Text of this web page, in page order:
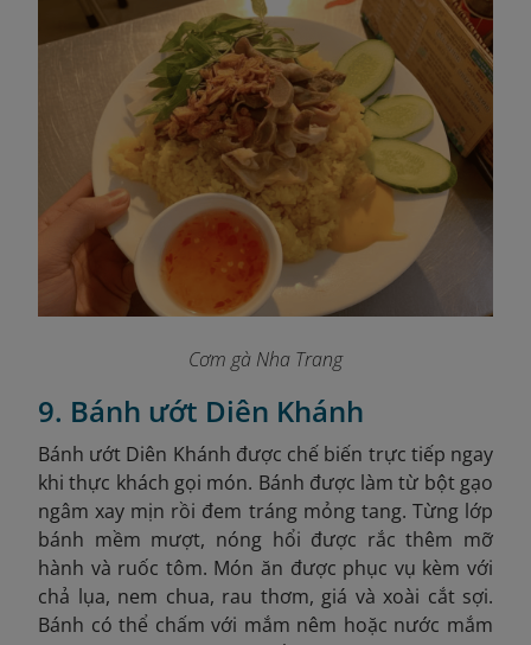
Cơm gà Nha Trang
9. Bánh ướt Diên Khánh
Bánh ướt Diên Khánh được chế biến trực tiếp ngay
khi thực khách gọi món. Bánh được làm từ bột gạo
ngâm xay mịn rồi đem tráng mỏng tang. Từng lớp
bánh mềm mượt, nóng hổi được rắc thêm mỡ
hành và ruốc tôm. Món ăn được phục vụ kèm với
chả lụa, nem chua, rau thơm, giá và xoài cắt sợi.
Bánh có thể chấm với mắm nêm hoặc nước mắm